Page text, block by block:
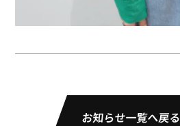
お知らせ一覧へ戻る